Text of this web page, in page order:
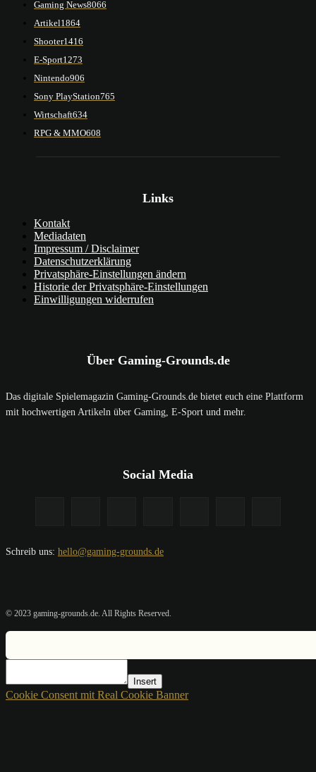
Gaming News8066
Artikel1864
Shooter1416
E-Sport1273
Nintendo906
Sony PlayStation765
Wirtschaft634
RPG & MMO608
Links
Kontakt
Mediadaten
Impressum / Disclaimer
Datenschutzerklärung
Privatsphäre-Einstellungen ändern
Historie der Privatsphäre-Einstellungen
Einwilligungen widerrufen
Über Gaming-Grounds.de
Das digitale Spielemagazin Gaming-Grounds.de bietet euch eine Plattform
mit hochwertigen Artikeln über Gaming, E-Sport und mehr.
Social Media
Schreib uns: hello@gaming-grounds.de
© 2023 gaming-grounds.de. All Rights Reserved.
Insert
Cookie Consent mit Real Cookie Banner